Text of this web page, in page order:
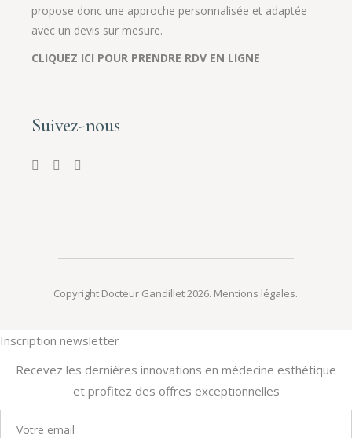
propose donc une approche personnalisée et adaptée
avec un devis sur mesure.
CLIQUEZ ICI POUR PRENDRE RDV EN LIGNE
Suivez-nous
Copyright Docteur Gandillet 2026. Mentions légales.
Inscription newsletter
Recevez les dernières innovations en médecine esthétique
et profitez des offres exceptionnelles